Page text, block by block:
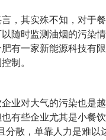
，其实殊不知，对于
随时监测油烟的污染
有一家新能源科技有
制。
业对大气的污染也是
有些企业尤其是小餐
分散，单靠人力是难以